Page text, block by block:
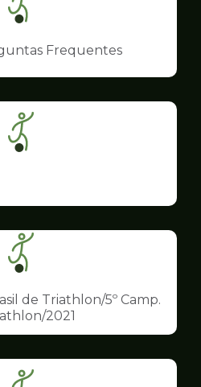
Ilustração
da
pagina
Esportes
Frequentes
Ilustração
da
Esportes
Ilustração
da
pagina
de
Esportes
de Triathlon/5º Camp.
2021